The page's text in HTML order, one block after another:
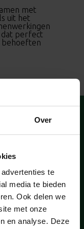
Over
te
media te bieden
Ook delen we
met onze
en analyse. Deze
met
uit het
dat perfect
behoeften
aan?